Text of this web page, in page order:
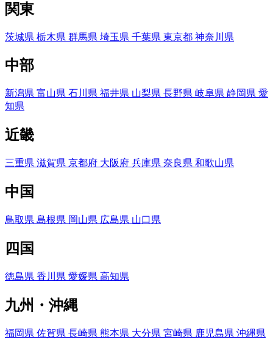
関東
茨城県 栃木県 群馬県 埼玉県 千葉県 東京都 神奈川県
中部
新潟県 富山県 石川県 福井県 山梨県 長野県 岐阜県 静岡県 愛
知県
近畿
三重県 滋賀県 京都府 大阪府 兵庫県 奈良県 和歌山県
中国
鳥取県 島根県 岡山県 広島県 山口県
四国
徳島県 香川県 愛媛県 高知県
九州・沖縄
福岡県 佐賀県 長崎県 熊本県 大分県 宮崎県 鹿児島県 沖縄県